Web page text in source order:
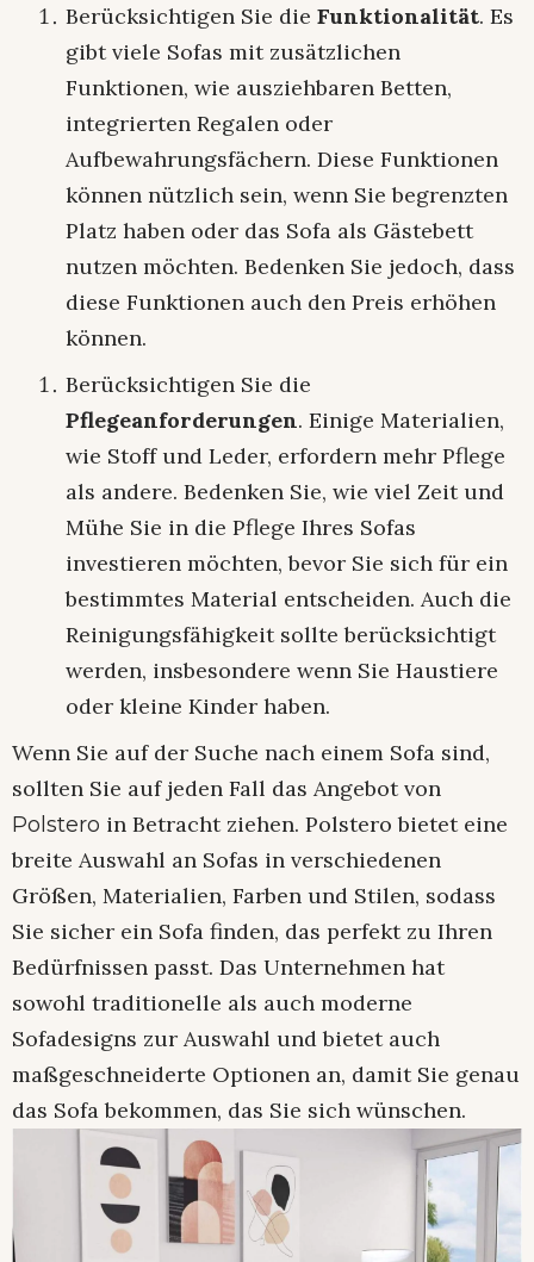
Berücksichtigen Sie die Funktionalität. Es
gibt viele Sofas mit zusätzlichen
Funktionen, wie ausziehbaren Betten,
integrierten Regalen oder
Aufbewahrungsfächern. Diese Funktionen
können nützlich sein, wenn Sie begrenzten
Platz haben oder das Sofa als Gästebett
nutzen möchten. Bedenken Sie jedoch, dass
diese Funktionen auch den Preis erhöhen
können.
Berücksichtigen Sie die
Pflegeanforderungen. Einige Materialien,
wie Stoff und Leder, erfordern mehr Pflege
als andere. Bedenken Sie, wie viel Zeit und
Mühe Sie in die Pflege Ihres Sofas
investieren möchten, bevor Sie sich für ein
bestimmtes Material entscheiden. Auch die
Reinigungsfähigkeit sollte berücksichtigt
werden, insbesondere wenn Sie Haustiere
oder kleine Kinder haben.
Wenn Sie auf der Suche nach einem Sofa sind,
sollten Sie auf jeden Fall das Angebot von
Polstero in Betracht ziehen. Polstero bietet eine
breite Auswahl an Sofas in verschiedenen
Größen, Materialien, Farben und Stilen, sodass
Sie sicher ein Sofa finden, das perfekt zu Ihren
Bedürfnissen passt. Das Unternehmen hat
sowohl traditionelle als auch moderne
Sofadesigns zur Auswahl und bietet auch
maßgeschneiderte Optionen an, damit Sie genau
das Sofa bekommen, das Sie sich wünschen.